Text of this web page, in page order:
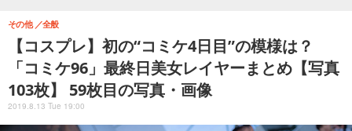
【コスプレ】初の“コミケ4日目”の模様は？
「コミケ96」最終日美女レイヤーまとめ【写真
103枚】 59枚目の写真・画像
その他 全般
2019.8.13 Tue 19:00